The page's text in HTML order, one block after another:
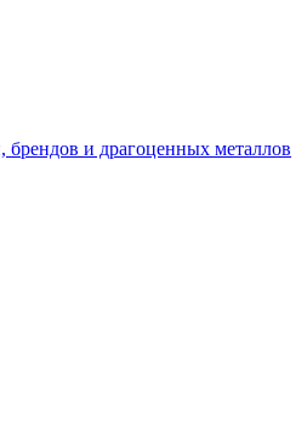
и драгоценных металлов